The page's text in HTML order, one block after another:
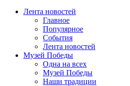
Лента новостей
Главное
Популярное
События
Лента новостей
Музей Победы
Одна на всех
Музей Победы
Наши традиции